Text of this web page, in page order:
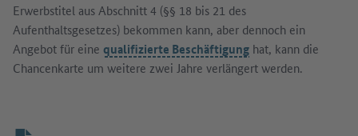
Erwerbstitel aus Abschnitt 4 (§§ 18 bis 21 des
Aufenthaltsgesetzes) bekommen kann, aber dennoch ein
Angebot für eine qualifizierte Beschäftigung hat, kann die
Chancenkarte um weitere zwei Jahre verlängert werden.